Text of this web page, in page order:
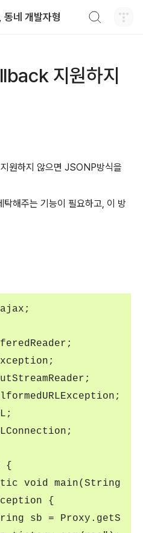
동네 개발자형
지원하지
원하지 않으면 JSONP방식을
해주는 기능이 필요하고, 이 방
{
void main(String
{
sb = Proxy.getS